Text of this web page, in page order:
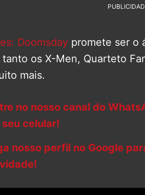
Doomsday promete ser o
os X-Men, Quarteto
mais.
no nosso canal do
seu celular!
nosso perfil no Google